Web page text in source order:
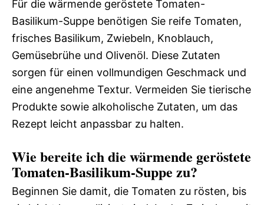
Für die wärmende geröstete Tomaten-
Basilikum-Suppe benötigen Sie reife Tomaten,
frisches Basilikum, Zwiebeln, Knoblauch,
Gemüsebrühe und Olivenöl. Diese Zutaten
sorgen für einen vollmundigen Geschmack und
eine angenehme Textur. Vermeiden Sie tierische
Produkte sowie alkoholische Zutaten, um das
Rezept leicht anpassbar zu halten.
Wie bereite ich die wärmende geröstete
Tomaten-Basilikum-Suppe zu?
Beginnen Sie damit, die Tomaten zu rösten, bis